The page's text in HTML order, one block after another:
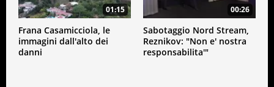
01:15
Frana Casamicciola, le
immagini dall'alto dei
danni
00:26
Sabotaggio Nord Stream,
Reznikov: "Non e' nostra
responsabilita'"